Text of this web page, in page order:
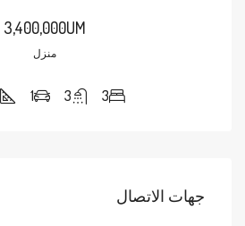
3,400,000UM
منزل
3
3
1
جهات الاتصال